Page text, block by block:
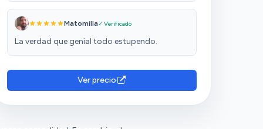
Matomilla✓ Verificado
La verdad que genial todo estupendo.
Ver precio